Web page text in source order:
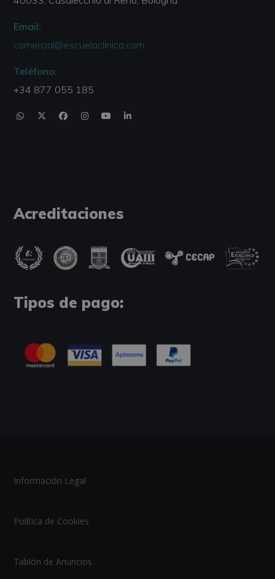
Email:
comercial@escuelaclinica.com
Teléfono:
+34 877 055 185
Acreditaciones
Tipos de pago:
Información Legal
Política de Cookies
Tablón de Anuncios